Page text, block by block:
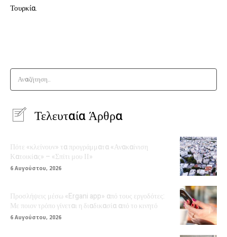
Τουρκία.
Αναζήτηση..
Τελευταία Άρθρα
Πότε «κλείνουν» τα προγράμματα «Ανακαίνιση
Κατοικίας» – «Σπίτι μου ΙΙ»
6 Αυγούστου, 2026
Προσλήψεις μέσω «Ergani app» από τους εργοδότες:
Με ποιον τρόπο γίνεται η διαδικασία από το κινητό
6 Αυγούστου, 2026